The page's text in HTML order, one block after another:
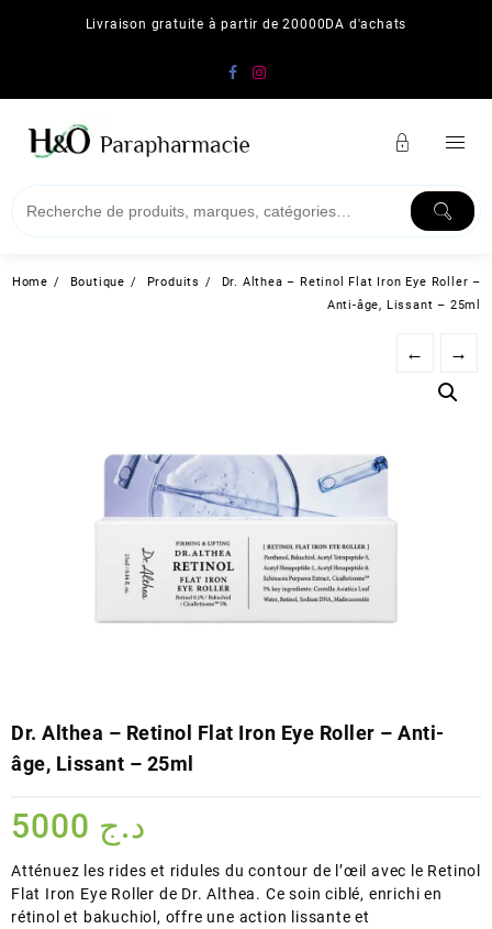
Livraison gratuite à partir de 20000DA d'achats
Home Boutique Produits
Dr. Althea – Retinol Flat Iron Eye Roller –
Anti-âge, Lissant – 25ml
← →
Dr. Althea – Retinol Flat Iron Eye Roller – Anti-
âge, Lissant – 25ml
د.ج
Atténuez les rides et ridules du contour de l’œil avec le Retinol
Flat Iron Eye Roller de Dr. Althea. Ce soin ciblé, enrichi en
rétinol et bakuchiol, offre une action lissante et